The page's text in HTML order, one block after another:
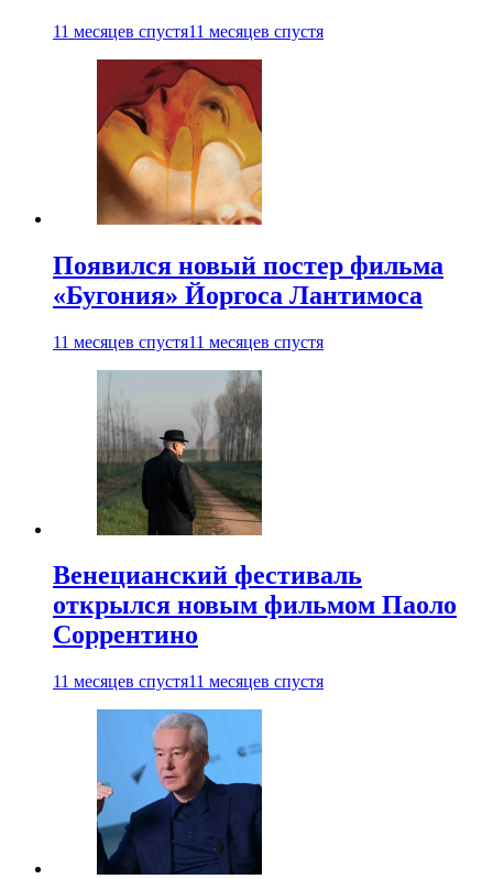
11 месяцев спустя11 месяцев спустя
Появился новый постер фильма
«Бугония» Йоргоса Лантимоса
11 месяцев спустя11 месяцев спустя
Венецианский фестиваль
открылся новым фильмом Паоло
Соррентино
11 месяцев спустя11 месяцев спустя